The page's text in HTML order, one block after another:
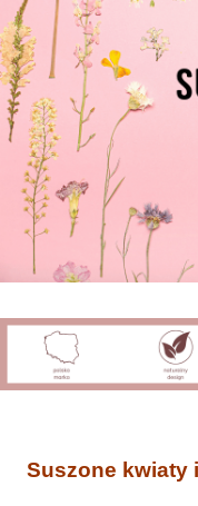
Suszone kwiaty